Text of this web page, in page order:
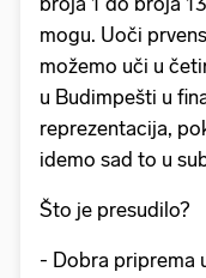
mogu. Uoči
možemo uči u
u Budimpešti u
reprezentacija,
idemo sad to u
Što je presudilo?
- Dobra priprema